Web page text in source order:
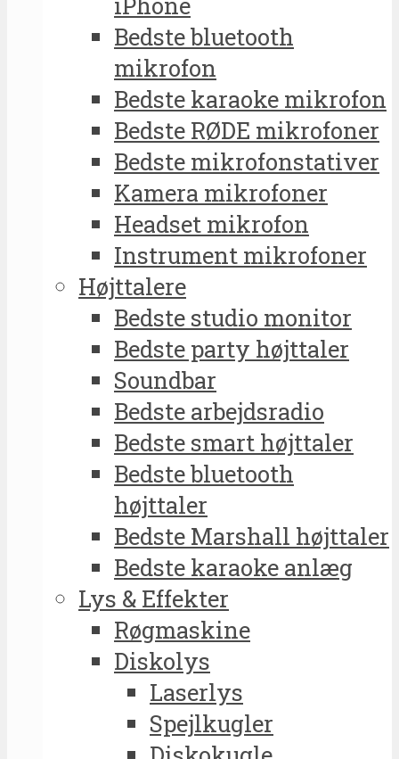
Bedste bluetooth
mikrofon
Bedste karaoke mikrofon
Bedste RØDE mikrofoner
Bedste mikrofonstativer
Kamera mikrofoner
Headset mikrofon
Instrument mikrofoner
Højttalere
Bedste studio monitor
Bedste party højttaler
Soundbar
Bedste arbejdsradio
Bedste smart højttaler
Bedste bluetooth
højttaler
Bedste Marshall højttaler
Bedste karaoke anlæg
Lys & Effekter
Røgmaskine
Diskolys
Laserlys
Spejlkugler